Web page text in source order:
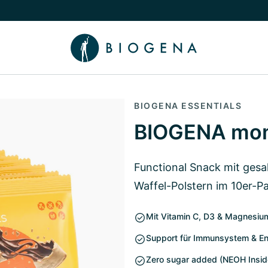
Wissen umschalten
BIOGENA ESSENTIALS
BIOGENA
Functional Snack mit
Waffel-Polstern im 10er-
Mit Vitamin C, D3 &
Support für Immunsystem &
Zero sugar added (NEOH